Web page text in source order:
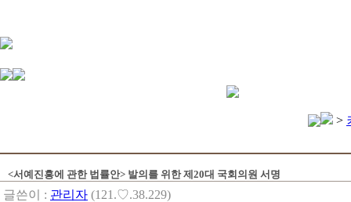
>
<서예진흥에 관한 법률안> 발의를 위한 제20대 국회의원 서명
글쓴이 : 관리자 (121.♡.38.229)